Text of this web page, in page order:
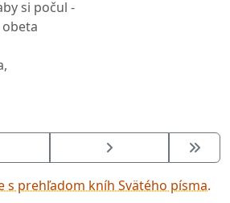
si počul -
s prehľadom kníh Svätého písma.